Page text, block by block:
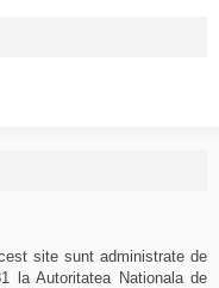
site sunt administrate de
la Autoritatea Nationala de